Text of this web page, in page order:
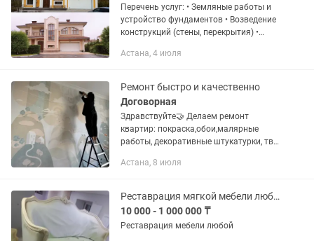
Перечень услуг: • Земляные работы и
устройство фундаментов • Возведение
конструкций (стены, перекрытия) •
сантехника, отопление) • Кровельные и
Астана, 4 июля
Ремонт быстро и качественно
Договорная
Здравствуйте🤝 Делаем ремонт
квартир: покраска,обои,малярные
работы, декоративные штукатурки, тв
сложности).Черновые работы ,
номеру в Мансия
Астана, 8 июля
Реставрация мягкой мебели любо ой сложности быстро и качественно
10 000 - 1 000 000 ₸
Реставрация мебели любой